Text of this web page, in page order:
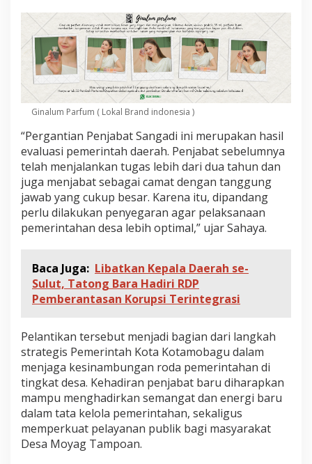
i
P
e
m
k
o
t
K
a
m
o
b
a
g
u
Ginalum Parfum ( Lokal Brand indonesia )
“Pergantian Penjabat Sangadi ini merupakan hasil
evaluasi pemerintah daerah. Penjabat sebelumnya
telah menjalankan tugas lebih dari dua tahun dan
juga menjabat sebagai camat dengan tanggung
jawab yang cukup besar. Karena itu, dipandang
perlu dilakukan penyegaran agar pelaksanaan
pemerintahan desa lebih optimal,” ujar Sahaya.
Baca Juga: Libatkan Kepala Daerah se-
Sulut, Tatong Bara Hadiri RDP
Pemberantasan Korupsi Terintegrasi
Pelantikan tersebut menjadi bagian dari langkah
strategis Pemerintah Kota Kotamobagu dalam
menjaga kesinambungan roda pemerintahan di
tingkat desa. Kehadiran penjabat baru diharapkan
mampu menghadirkan semangat dan energi baru
dalam tata kelola pemerintahan, sekaligus
memperkuat pelayanan publik bagi masyarakat
Desa Moyag Tampoan.